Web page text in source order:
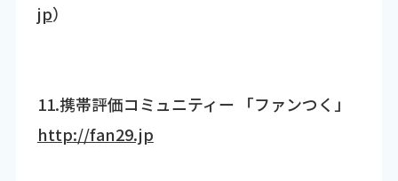
jp）
11.携帯評価コミュニティー 「ファンつく」
http://fan29.jp